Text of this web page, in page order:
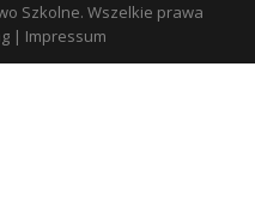
Szkolne. Wszelkie prawa
| Impressum